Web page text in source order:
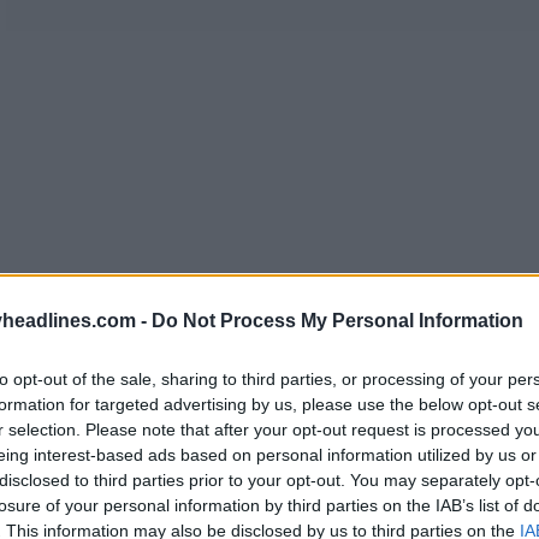
- Do Not Process My Personal Information
opt-out of the sale, sharing to third parties, or processing of your
for targeted advertising by us, please use the below opt-out
selection. Please note that after your opt-out request is processed
interest-based ads based on personal information utilized by us
to third parties prior to your opt-out. You may separately
of your personal information by third parties on the IAB’s list of
This information may also be disclosed by us to third parties on the
Philips 2025-26 di Pumaha le tradizionali
integra perfettamente nelle strisce rosse.